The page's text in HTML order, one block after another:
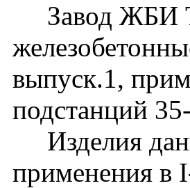
Завод ЖБИ
выпуск.1,
подстанций
Изделия
применения в